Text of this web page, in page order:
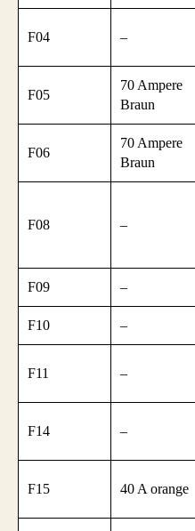
F04 –
F05
70 Ampere
Braun
F06
70 Ampere
Braun
F08 –
F09 –
F10 –
F11 –
F14 –
F15 40 A orange